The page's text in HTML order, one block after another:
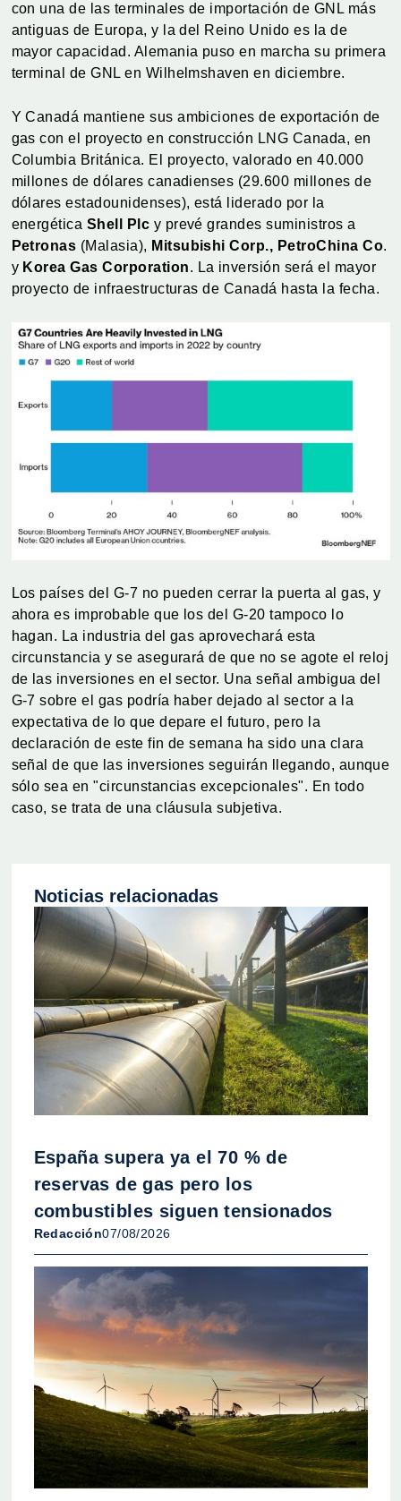
con una de las terminales de importación de GNL más
antiguas de Europa, y la del Reino Unido es la de
mayor capacidad. Alemania puso en marcha su primera
terminal de GNL en Wilhelmshaven en diciembre.
Y Canadá mantiene sus ambiciones de exportación de
gas con el proyecto en construcción LNG Canada, en
Columbia Británica. El proyecto, valorado en 40.000
millones de dólares canadienses (29.600 millones de
dólares estadounidenses), está liderado por la
energética Shell Plc y prevé grandes suministros a
Petronas (Malasia), Mitsubishi Corp., PetroChina Co.
y Korea Gas Corporation. La inversión será el mayor
proyecto de infraestructuras de Canadá hasta la fecha.
Los países del G-7 no pueden cerrar la puerta al gas, y
ahora es improbable que los del G-20 tampoco lo
hagan. La industria del gas aprovechará esta
circunstancia y se asegurará de que no se agote el reloj
de las inversiones en el sector. Una señal ambigua del
G-7 sobre el gas podría haber dejado al sector a la
expectativa de lo que depare el futuro, pero la
declaración de este fin de semana ha sido una clara
señal de que las inversiones seguirán llegando, aunque
sólo sea en "circunstancias excepcionales". En todo
caso, se trata de una cláusula subjetiva.
Noticias relacionadas
España supera ya el 70 % de
reservas de gas pero los
combustibles siguen tensionados
Redacción07/08/2026